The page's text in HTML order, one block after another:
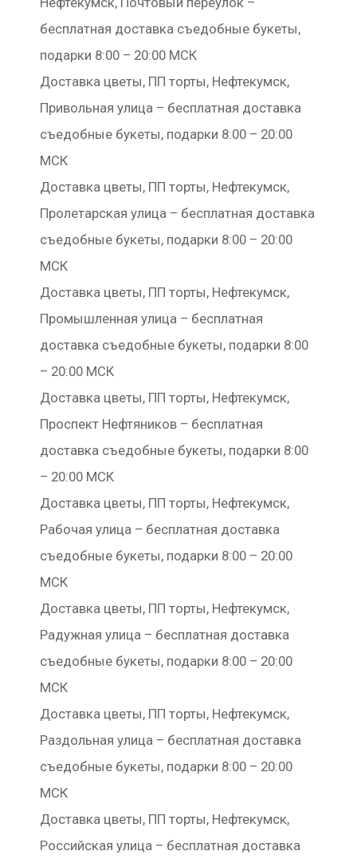
бесплатная доставка съедобные букеты,
подарки 8:00 – 20:00 МСК
Доставка цветы, ПП торты, Нефтекумск,
Привольная улица – бесплатная доставка
съедобные букеты, подарки 8:00 – 20:00
МСК
Доставка цветы, ПП торты, Нефтекумск,
Пролетарская улица – бесплатная доставка
съедобные букеты, подарки 8:00 – 20:00
МСК
Доставка цветы, ПП торты, Нефтекумск,
Промышленная улица – бесплатная
доставка съедобные букеты, подарки 8:00
– 20:00 МСК
Доставка цветы, ПП торты, Нефтекумск,
Проспект Нефтяников – бесплатная
доставка съедобные букеты, подарки 8:00
– 20:00 МСК
Доставка цветы, ПП торты, Нефтекумск,
Рабочая улица – бесплатная доставка
съедобные букеты, подарки 8:00 – 20:00
МСК
Доставка цветы, ПП торты, Нефтекумск,
Радужная улица – бесплатная доставка
съедобные букеты, подарки 8:00 – 20:00
МСК
Доставка цветы, ПП торты, Нефтекумск,
Раздольная улица – бесплатная доставка
съедобные букеты, подарки 8:00 – 20:00
МСК
Доставка цветы, ПП торты, Нефтекумск,
Российская улица – бесплатная доставка